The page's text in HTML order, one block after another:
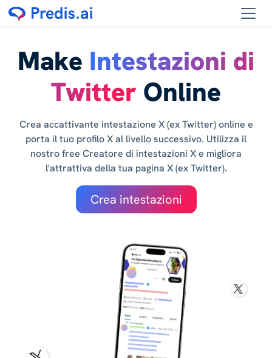
Make Intestazioni di
Twitter Online
Crea accattivante intestazione X (ex Twitter) online e
porta il tuo profilo X al livello successivo. Utilizza il
nostro free Creatore di intestazioni X e migliora
l'attrattiva della tua pagina X (ex Twitter).
Crea intestazioni